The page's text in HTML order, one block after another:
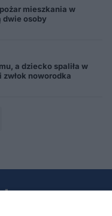
mieszkania w
dwie osoby
a dziecko spaliła w
noworodka